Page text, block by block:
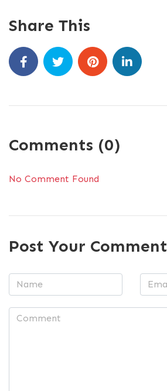
Share This
Comments (0)
No Comment Found
Post Your Comment